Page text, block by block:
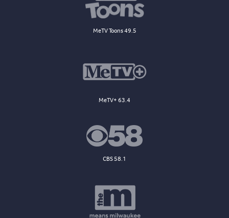
MeTV Toons 49.5
MeTV+ 63.4
CBS 58.1